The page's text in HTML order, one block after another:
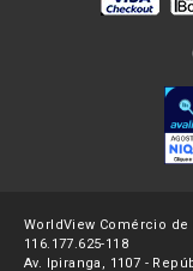
WorldView Comércio de
116.177.625-118
Av. Ipiranga, 1107 -